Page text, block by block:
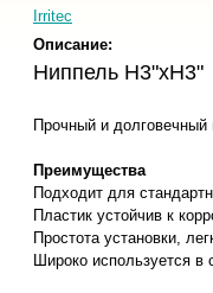
Irritec
Описание:
Ниппель Н3"хН3"
Прочный и долговечный
Преимущества
Подходит для
Пластик устойчив к
Простота установки,
Широко используется в